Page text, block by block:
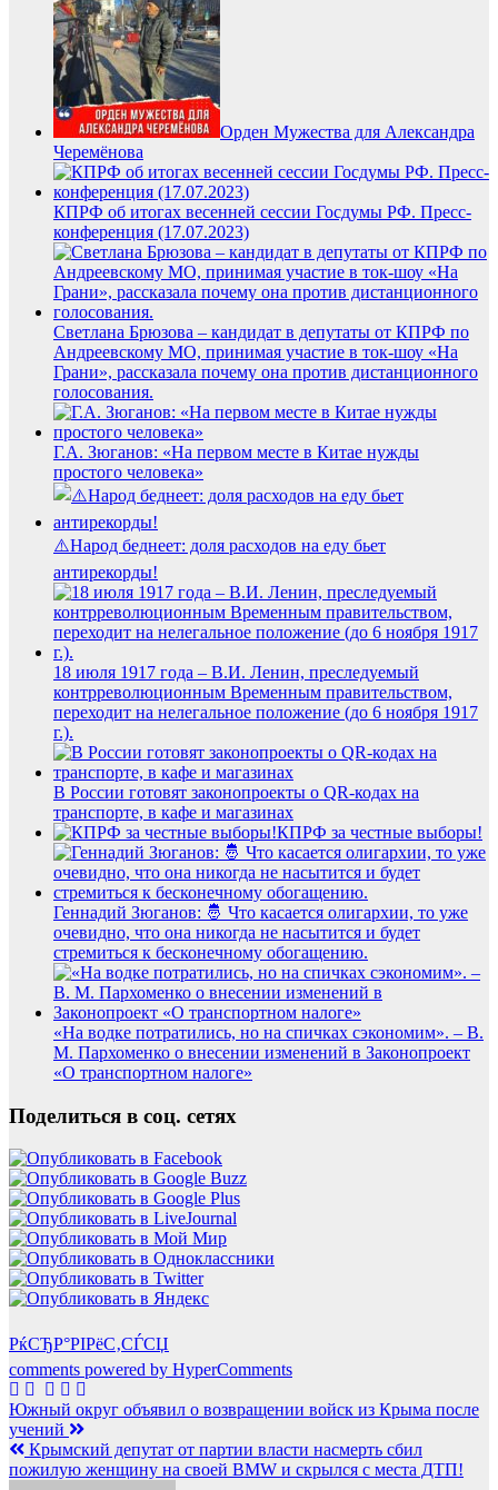
Орден Мужества для Александра
Черемёнова
КПРФ об итогах весенней сессии Госдумы РФ. Пресс-
конференция (17.07.2023)
Светлана Брюзова – кандидат в депутаты от КПРФ по
Андреевскому МО, принимая участие в ток-шоу «На
Грани», рассказала почему она против дистанционного
голосования.
Г.А. Зюганов: «На первом месте в Китае нужды
простого человека»
⚠️Народ беднеет: доля расходов на еду бьет
антирекорды!
18 июля 1917 года – В.И. Ленин, преследуемый
контрреволюционным Временным правительством,
переходит на нелегальное положение (до 6 ноября 1917
г.).
В России готовят законопроекты о QR-кодах на
транспорте, в кафе и магазинах
КПРФ за честные выборы!
Геннадий Зюганов: 🤴 Что касается олигархии, то уже
очевидно, что она никогда не насытится и будет
стремиться к бесконечному обогащению.
«На водке потратились, но на спичках сэкономим». – В.
М. Пархоменко о внесении изменений в Законопроект
«О транспортном налоге»
Поделиться в соц. сетях
РќСЂР°РІРёС‚СЃСЏ
comments powered by HyperComments
Навигация
по
записям
Южный округ объявил о возвращении войск из Крыма после
учений
Крымский депутат от партии власти насмерть сбил
пожилую женщину на своей BMW и скрылся с места ДТП!